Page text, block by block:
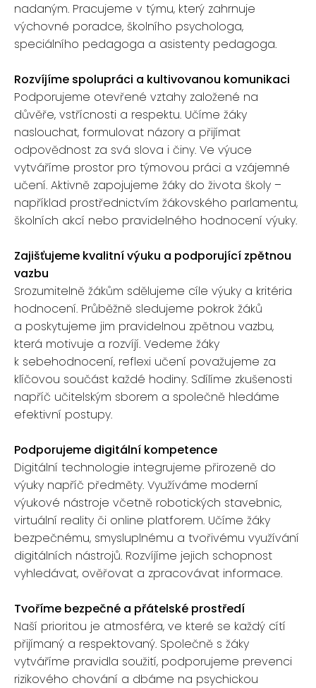
nadaným. Pracujeme v týmu, který zahrnuje
výchovné poradce, školního psychologa,
speciálního pedagoga a asistenty pedagoga.
Rozvíjíme spolupráci a kultivovanou komunikaci
Podporujeme otevřené vztahy založené na
důvěře, vstřícnosti a respektu. Učíme žáky
naslouchat, formulovat názory a přijímat
odpovědnost za svá slova i činy. Ve výuce
vytváříme prostor pro týmovou práci a vzájemné
učení. Aktivně zapojujeme žáky do života školy –
například prostřednictvím žákovského parlamentu,
školních akcí nebo pravidelného hodnocení výuky.
Zajišťujeme kvalitní výuku a podporující zpětnou
vazbu
Srozumitelně žákům sdělujeme cíle výuky a kritéria
hodnocení. Průběžně sledujeme pokrok žáků
a poskytujeme jim pravidelnou zpětnou vazbu,
která motivuje a rozvíjí. Vedeme žáky
k sebehodnocení, reflexi učení považujeme za
klíčovou součást každé hodiny. Sdílíme zkušenosti
napříč učitelským sborem a společně hledáme
efektivní postupy.
Podporujeme digitální kompetence
Digitální technologie integrujeme přirozeně do
výuky napříč předměty. Využíváme moderní
výukové nástroje včetně robotických stavebnic,
virtuální reality či online platforem. Učíme žáky
bezpečnému, smysluplnému a tvořivému využívání
digitálních nástrojů. Rozvíjíme jejich schopnost
vyhledávat, ověřovat a zpracovávat informace.
Tvoříme bezpečné a přátelské prostředí
Naší prioritou je atmosféra, ve které se každý cítí
přijímaný a respektovaný. Společně s žáky
vytváříme pravidla soužití, podporujeme prevenci
rizikového chování a dbáme na psychickou